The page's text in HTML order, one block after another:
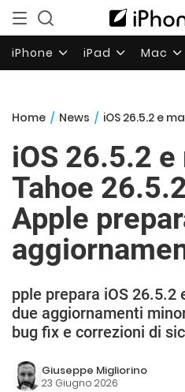
iPhone iPad Mac
Home / News / iOS 26.5.2 e macOS Tahoe
iOS 26.5.2 e
Tahoe
Apple
pple prepara iOS 26.5.2
due aggiornamenti
bug fix e correzioni di
Giuseppe Migliorino
23 Giugno 2026